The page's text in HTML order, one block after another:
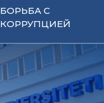
БОРЬБА С
КОРРУПЦИЕЙ